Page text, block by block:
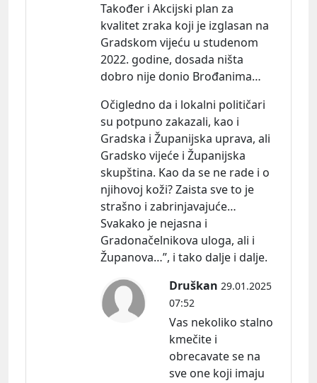
Također i Akcijski plan za
kvalitet zraka koji je izglasan na
Gradskom vijeću u studenom
2022. godine, dosada ništa
dobro nije donio Brođanima…
Očigledno da i lokalni političari
su potpuno zakazali, kao i
Gradska i Županijska uprava, ali
Gradsko vijeće i Županijska
skupština. Kao da se ne rade i o
njihovoj koži? Zaista sve to je
strašno i zabrinjavajuće…
Svakako je nejasna i
Gradonačelnikova uloga, ali i
Županova…”, i tako dalje i dalje.
Druškan 29.01.2025
07:52
Vas nekoliko stalno
kmečite i
obrecavate se na
sve one koji imaju